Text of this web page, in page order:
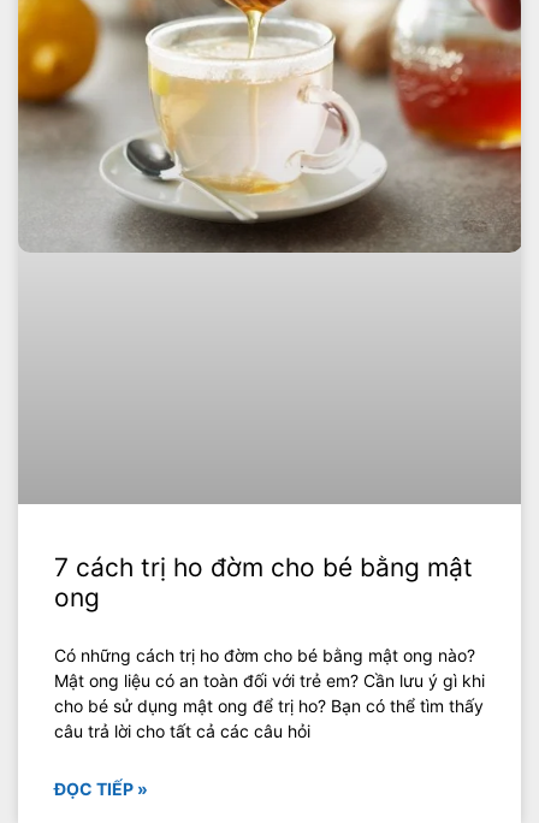
7 cách trị ho đờm cho bé bằng mật
ong
Có những cách trị ho đờm cho bé bằng mật ong nào?
Mật ong liệu có an toàn đối với trẻ em? Cần lưu ý gì khi
cho bé sử dụng mật ong để trị ho? Bạn có thể tìm thấy
câu trả lời cho tất cả các câu hỏi
ĐỌC TIẾP »